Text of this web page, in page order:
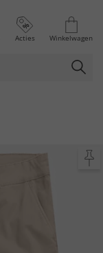
Acties Winkelwagen